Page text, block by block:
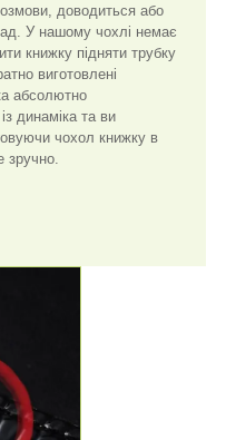
доводиться або
У нашому чохлі немає
книжку підняти трубку
виготовлені
абсолютно
динаміка та ви
чохол книжку в
зручно.